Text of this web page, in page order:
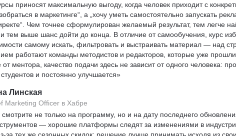
приносят максимальную выгоду, когда человек приходит с
в маркетинге“, а „хочу уметь самостоятельно запускать
Чем точнее сформулирован желаемый результат, тем легче
тем выше шанс дойти до конца. В отличие от самообучения, курс
самому искать, фильтровать и выстраивать материал — над
работают команды методистов и редакторов, которые уже прошли
от ментора, качество подачи здесь не зависит от одного человека:
и постоянно улучшается»
Линская
Marketing Officer в Хабре
не только на программу, но и на дату последнего
— хорошие платформы следят за изменениями в